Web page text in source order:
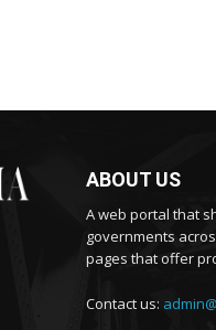
ABOUT US
A web portal that
governments
pages that offer
Contact us: